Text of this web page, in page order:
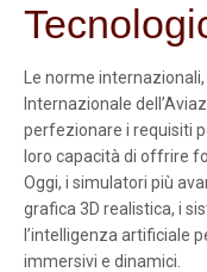
Le norme
Internazionale
perfezionare i requisiti
loro capacità di offrire
Oggi, i simulatori più
grafica 3D realistica, i
l’intelligenza artificiale
immersivi e dinamici.